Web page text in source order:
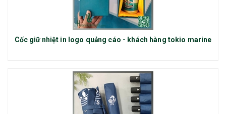
Cốc giữ nhiệt in logo quảng cáo - khách hàng tokio marine